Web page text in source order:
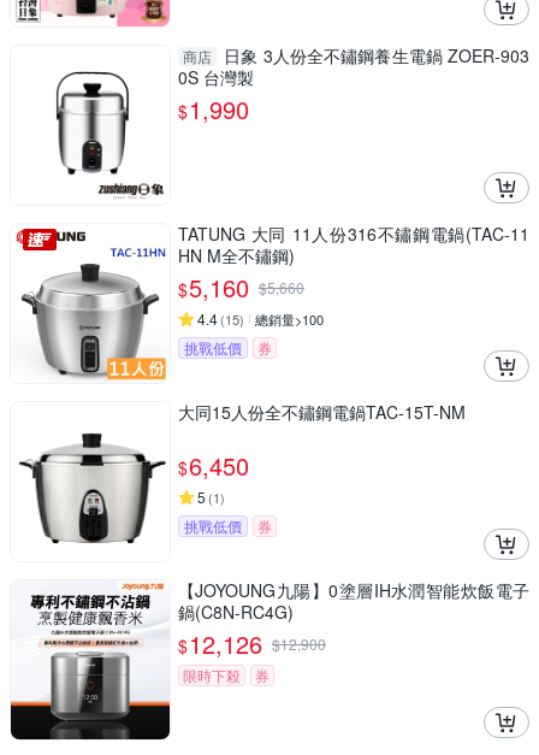
商店
日象 3人份全不鏽鋼養生電鍋 ZOER-903
0S 台灣製
$1,990
TATUNG 大同 11人份316不鏽鋼電鍋(TAC-11
HN M全不鏽鋼)
$5,160 $5,660
4.4(15) 總銷量>100
挑戰低價 券
大同15人份全不鏽鋼電鍋TAC-15T-NM
$6,450
5 (1)
挑戰低價 券
【JOYOUNG九陽】0塗層IH水潤智能炊飯電子
鍋(C8N-RC4G)
$12,126 $12,900
限時下殺
券